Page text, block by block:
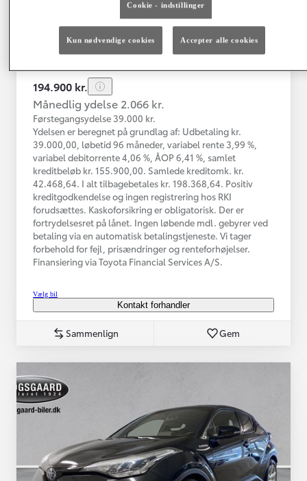
Hybrid Benzin
Geartype
Automatisk
gearkasse
Vis mere
194.900 kr.
Månedlig ydelse 2.066 kr.
Førstegangsydelse 39.000 kr.
Ydelsen er beregnet på grundlag af: Udbetaling kr.
39.000,00, løbetid 96 måneder, variabel rente 3,99 %,
variabel debitorrente 4,06 %, ÅOP 6,41 %, samlet
kreditbeløb kr. 155.900,00. Samlede kreditomk. kr.
42.468,64. I alt tilbagebetales kr. 198.368,64. Positiv
kreditgodkendelse og ingen registrering hos RKI
forudsættes. Kaskoforsikring er obligatorisk. Der er
fortrydelsesret på lånet. Ingen løbende mdl. gebyrer ved
betaling via en automatisk betalingstjeneste. Vi tager
forbehold for fejl, prisændringer og renteforhøjelser.
Finansiering via Toyota Financial Services A/S.
Vælg bil
Kontakt forhandler
Sammenlign Gem
Cookie - indstillinger
Kun nødvendige cookies Accepter alle cookies